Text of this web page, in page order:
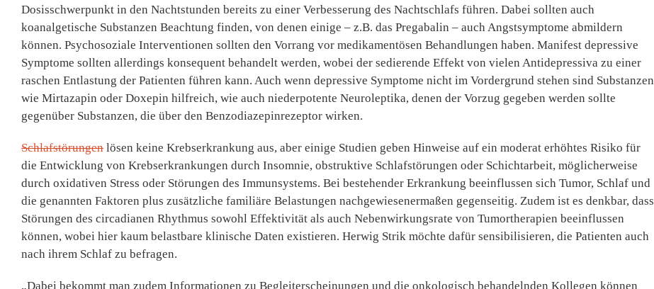
Dosisschwerpunkt in den Nachtstunden bereits zu einer Verbesserung des Nachtschlafs führen. Dabei sollten auch
koanalgetische Substanzen Beachtung finden, von denen einige – z.B. das Pregabalin – auch Angstsymptome abmildern
können. Psychosoziale Interventionen sollten den Vorrang vor medikamentösen Behandlungen haben. Manifest depressive
Symptome sollten allerdings konsequent behandelt werden, wobei der sedierende Effekt von vielen Antidepressiva zu einer
raschen Entlastung der Patienten führen kann. Auch wenn depressive Symptome nicht im Vordergrund stehen sind Substanzen
wie Mirtazapin oder Doxepin hilfreich, wie auch niederpotente Neuroleptika, denen der Vorzug gegeben werden sollte
gegenüber Substanzen, die über den Benzodiazepinrezeptor wirken.
Schlafstörungen lösen keine Krebserkrankung aus, aber einige Studien geben Hinweise auf ein moderat erhöhtes Risiko für
die Entwicklung von Krebserkrankungen durch Insomnie, obstruktive Schlafstörungen oder Schichtarbeit, möglicherweise
durch oxidativen Stress oder Störungen des Immunsystems. Bei bestehender Erkrankung beeinflussen sich Tumor, Schlaf und
die genannten Faktoren plus zusätzliche familiäre Belastungen nachgewiesenermaßen gegenseitig. Zudem ist es denkbar, dass
Störungen des circadianen Rhythmus sowohl Effektivität als auch Nebenwirkungsrate von Tumortherapien beeinflussen
können, wobei hier kaum belastbare klinische Daten existieren. Herwig Strik möchte dafür sensibilisieren, die Patienten auch
nach ihrem Schlaf zu befragen.
„Dabei bekommt man zudem Informationen zu Begleiterscheinungen und die onkologisch behandelnden Kollegen können